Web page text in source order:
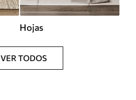
Hojas
VER TODOS